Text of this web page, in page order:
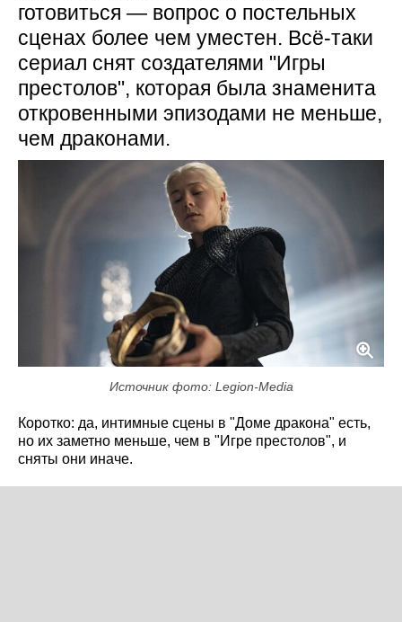
готовиться — вопрос о постельных
сценах более чем уместен. Всё-таки
сериал снят создателями "Игры
престолов", которая была знаменита
откровенными эпизодами не меньше,
чем драконами.
Источник фото: Legion-Media
Коротко: да, интимные сцены в "Доме дракона" есть,
но их заметно меньше, чем в "Игре престолов", и
сняты они иначе.